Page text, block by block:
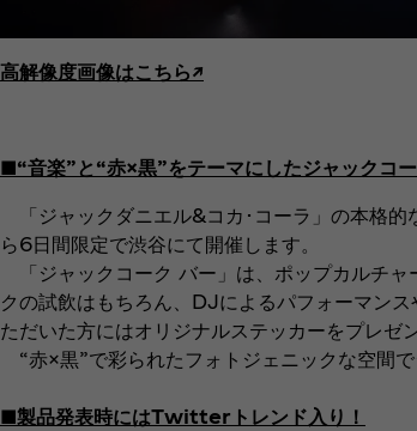
高解像度画像はこちら↗︎
■“音楽”と“赤×黒”をテーマにしたジャックコ
「ジャックダニエル&コカ･コーラ」の本格的
ら6日間限定で渋谷にて開催します。
「ジャックコーク バー」は、ポップカルチャ
クの試飲はもちろん、DJによるパフォーマン
ただいた方にはオリジナルステッカーをプレゼ
“赤×黒”で彩られたフォトジェニックな空間で
■製品発表時にはTwitterトレンド入り！